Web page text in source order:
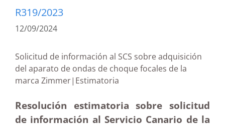
R319/2023
12/09/2024
Solicitud de información al SCS sobre adquisición
del aparato de ondas de choque focales de la
marca Zimmer|Estimatoria
Resolución estimatoria sobre solicitud
de información al Servicio Canario de la